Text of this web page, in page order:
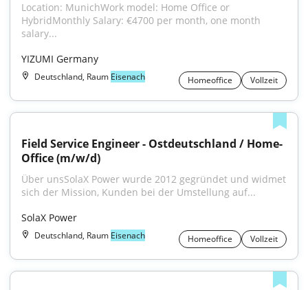
Location: MunichWork model: Home Office or
HybridMonthly Salary: €4700 per month, one month
salary...
YIZUMI Germany
Deutschland, Raum Eisenach Homeoffice Vollzeit
Field Service Engineer - Ostdeutschland / Home-
Office (m/w/d)
Über unsSolaX Power wurde 2012 gegründet und widmet
sich der Mission, Kunden bei der Umstellung auf...
SolaX Power
Deutschland, Raum Eisenach Homeoffice Vollzeit